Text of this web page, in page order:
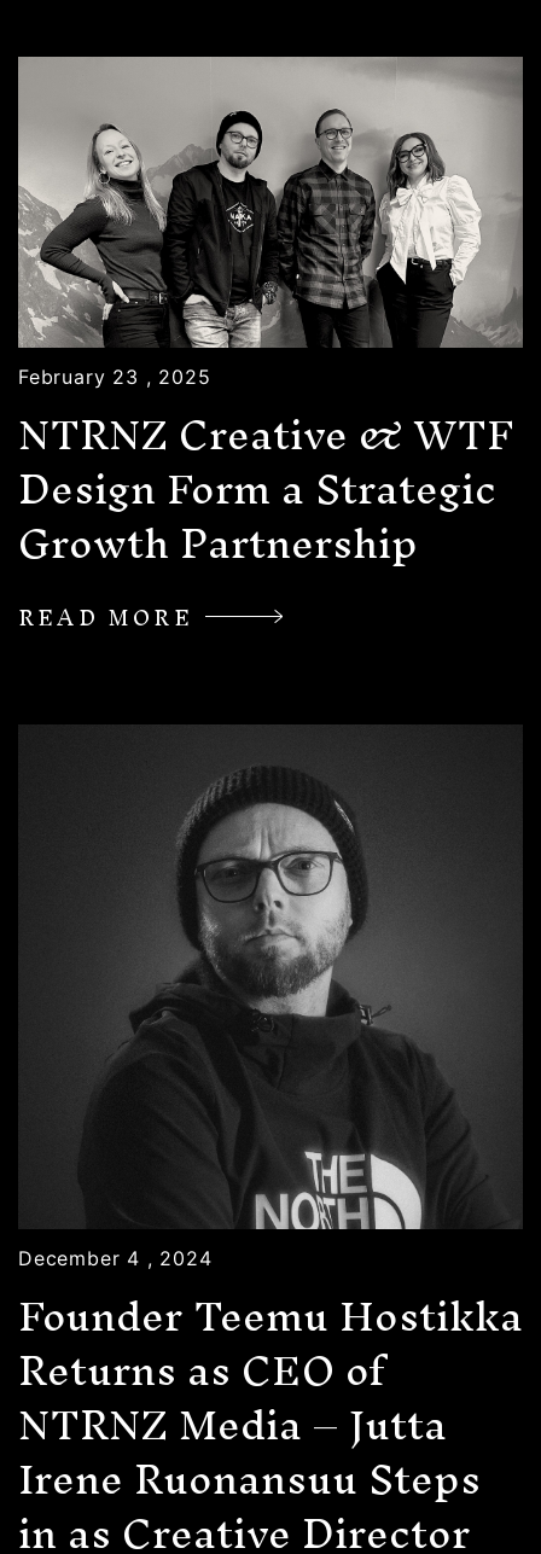
February 23 , 2025
NTRNZ Creative & WTF
Design Form a Strategic
Growth Partnership
READ MORE
December 4 , 2024
Founder Teemu Hostikka
Returns as CEO of
NTRNZ Media – Jutta
Irene Ruonansuu Steps
in as Creative Director